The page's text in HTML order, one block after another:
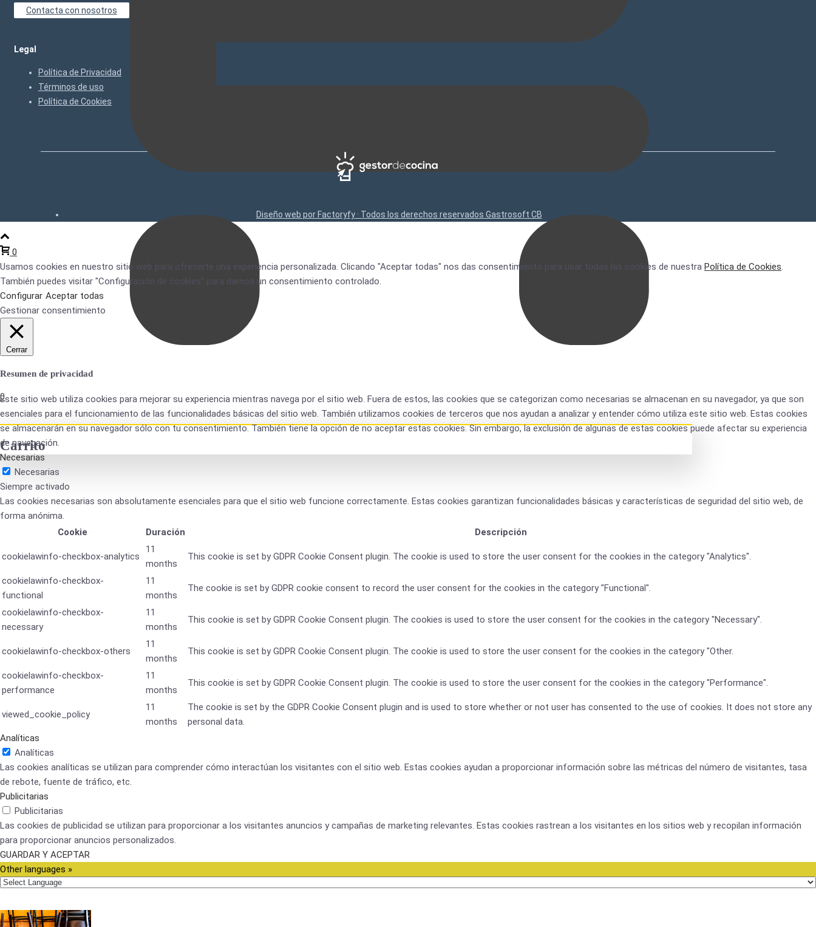
0
Carrito
Contacta con nosotros
Legal
Política de Privacidad
Términos de uso
Política de Cookies
Diseño web por Factoryfy · Todos los derechos reservados Gastrosoft CB
0
Usamos cookies en nuestro sitio web para ofrecerte una experiencia personalizada. Clicando "Aceptar todas" nos das consentimiento para usar todas las cookies de nuestra Política de Cookies.
También puedes visitar "Configuración de cookies" para darnos un consentimiento controlado.
Configurar Aceptar todas
Gestionar consentimiento
Cerrar
Resumen de privacidad
Este sitio web utiliza cookies para mejorar su experiencia mientras navega por el sitio web. Fuera de estos, las cookies que se categorizan como necesarias se almacenan en su navegador, ya que son
esenciales para el funcionamiento de las funcionalidades básicas del sitio web. También utilizamos cookies de terceros que nos ayudan a analizar y entender cómo utiliza este sitio web. Estas cookies
se almacenarán en su navegador sólo con tu consentimiento. También tiene la opción de no aceptar estas cookies. Sin embargo, la exclusión de algunas de estas cookies puede afectar su experiencia
de navegación.
Necesarias
Necesarias
Siempre activado
Las cookies necesarias son absolutamente esenciales para que el sitio web funcione correctamente. Estas cookies garantizan funcionalidades básicas y características de seguridad del sitio web, de
forma anónima.
Cookie
Duración Descripción
cookielawinfo-checkbox-analytics
11
months
This cookie is set by GDPR Cookie Consent plugin. The cookie is used to store the user consent for the cookies in the category "Analytics".
cookielawinfo-checkbox-
functional
11
months
The cookie is set by GDPR cookie consent to record the user consent for the cookies in the category "Functional".
cookielawinfo-checkbox-
necessary
11
months
This cookie is set by GDPR Cookie Consent plugin. The cookies is used to store the user consent for the cookies in the category "Necessary".
cookielawinfo-checkbox-others
11
months
This cookie is set by GDPR Cookie Consent plugin. The cookie is used to store the user consent for the cookies in the category "Other.
cookielawinfo-checkbox-
performance
11
months
This cookie is set by GDPR Cookie Consent plugin. The cookie is used to store the user consent for the cookies in the category "Performance".
viewed_cookie_policy
11
months
The cookie is set by the GDPR Cookie Consent plugin and is used to store whether or not user has consented to the use of cookies. It does not store any
personal data.
Analíticas
Analíticas
Las cookies analíticas se utilizan para comprender cómo interactúan los visitantes con el sitio web. Estas cookies ayudan a proporcionar información sobre las métricas del número de visitantes, tasa
de rebote, fuente de tráfico, etc.
Publicitarias
Publicitarias
Las cookies de publicidad se utilizan para proporcionar a los visitantes anuncios y campañas de marketing relevantes. Estas cookies rastrean a los visitantes en los sitios web y recopilan información
para proporcionar anuncios personalizados.
GUARDAR Y ACEPTAR
Other languages »